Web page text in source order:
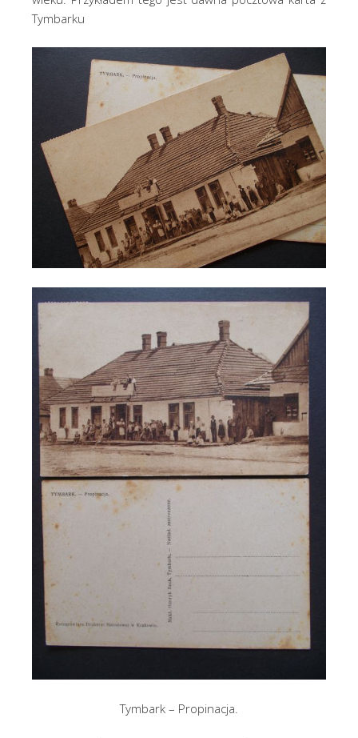
Tymbarku
Tymbark – Propinacja.